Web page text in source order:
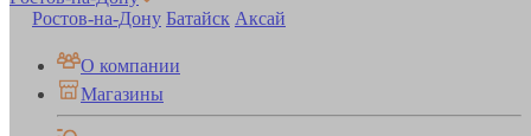
Ростов-на-Дону Батайск Аксай
О компании
Магазины